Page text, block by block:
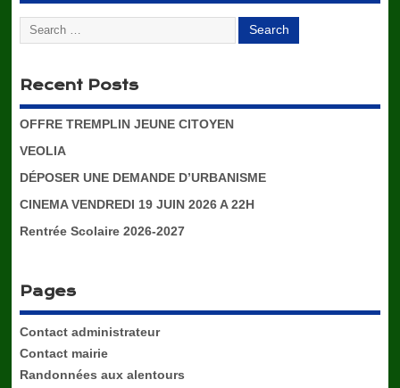
Recent Posts
OFFRE TREMPLIN JEUNE CITOYEN
VEOLIA
DÉPOSER UNE DEMANDE D’URBANISME
CINEMA VENDREDI 19 JUIN 2026 A 22H
Rentrée Scolaire 2026-2027
Pages
Contact administrateur
Contact mairie
Randonnées aux alentours